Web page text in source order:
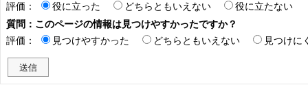
評価：
役に立った どちらともいえない
役に立たない
質問：このページの情報は見つけやすかったですか？
評価：
見つけやすかった どちらともいえない 見つけに